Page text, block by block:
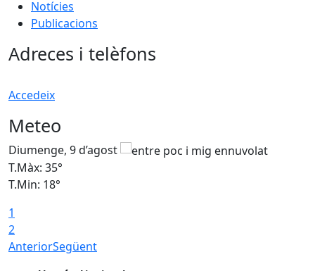
Notícies
Publicacions
Adreces i telèfons
Accedeix
Meteo
Diumenge, 9 d’agost
T.Màx: 35°
T.Min: 18°
1
2
AnteriorSegüent